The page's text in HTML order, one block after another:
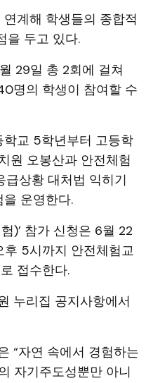
계해 학생들의 종합적
을 두고 있다.
29일 총 2회에 걸쳐
명의 학생이 참여할 수
교 5학년부터 고등학
원 오봉산과 안전체험
급상황 대처법 익히기
운영한다.
)’ 참가 신청은 6월 22
5시까지 안전체험교
접수한다.
누리집 공지사항에서
“자연 속에서 경험하는
자기주도성뿐만 아니